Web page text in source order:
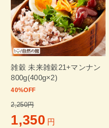
雑穀 未来雑穀21+マンナン
800g(400g×2)
40%OFF
2,250円
1,350 円